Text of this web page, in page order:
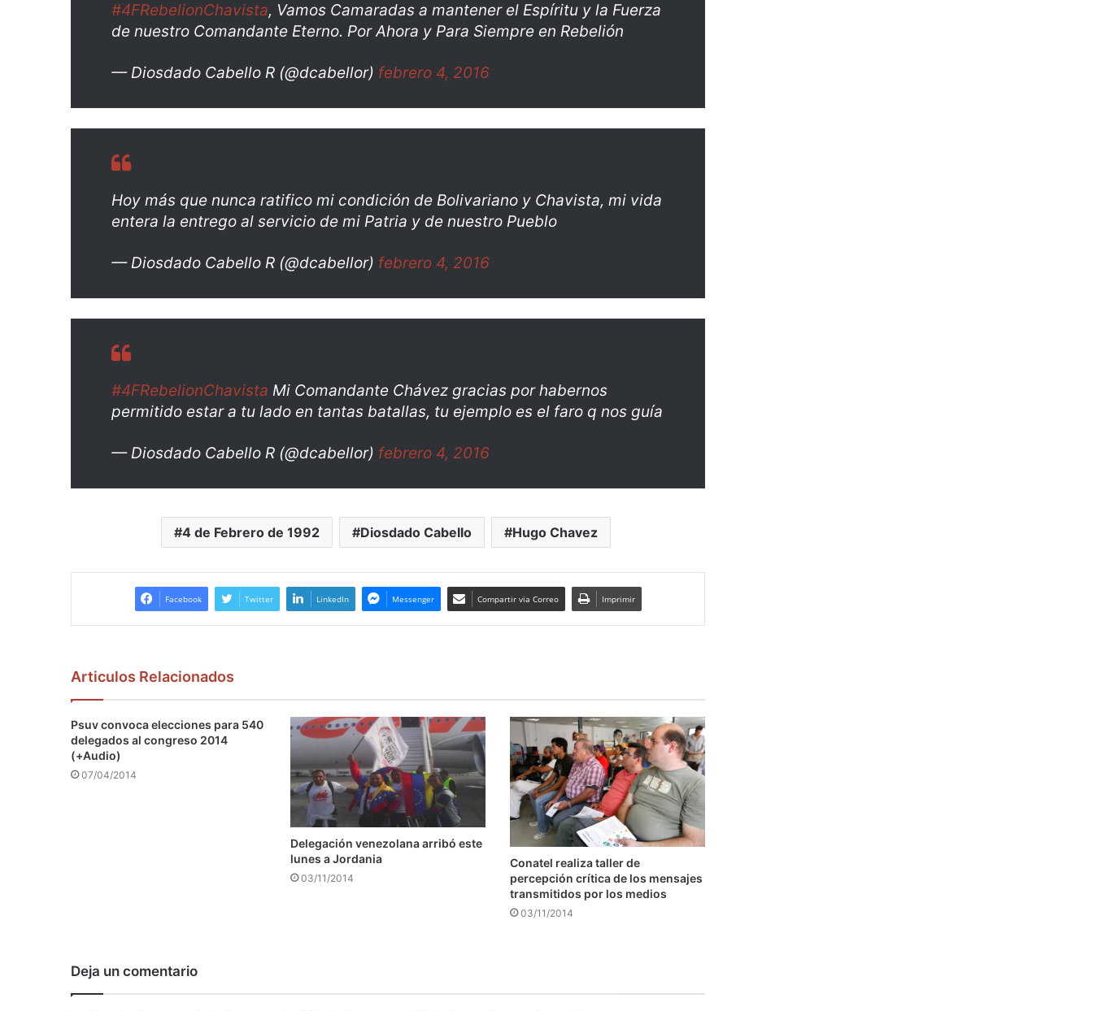
#4FRebelionChavista, Vamos Camaradas a mantener el Espíritu y la Fuerza
de nuestro Comandante Eterno. Por Ahora y Para Siempre en Rebelión
— Diosdado Cabello R (@dcabellor) febrero 4, 2016
Hoy más que nunca ratifico mi condición de Bolivariano y Chavista, mi vida
entera la entrego al servicio de mi Patria y de nuestro Pueblo
— Diosdado Cabello R (@dcabellor) febrero 4, 2016
#4FRebelionChavista Mi Comandante Chávez gracias por habernos
permitido estar a tu lado en tantas batallas, tu ejemplo es el faro q nos guía
— Diosdado Cabello R (@dcabellor) febrero 4, 2016
4 de Febrero de 1992 Diosdado Cabello Hugo Chavez
Facebook Twitter LinkedIn Messenger Compartir via Correo Imprimir
Articulos Relacionados
Psuv convoca elecciones para 540
delegados al congreso 2014
(+Audio)
07/04/2014
Delegación venezolana arribó este
lunes a Jordania
03/11/2014
Conatel realiza taller de
percepción crítica de los mensajes
transmitidos por los medios
03/11/2014
Deja un comentario